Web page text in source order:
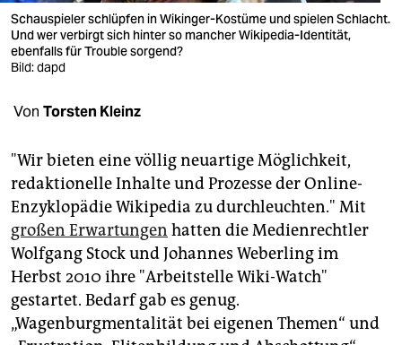
verlag
veranstaltungen
fragen & hilfe
unterstützen
abo
genossenschaft
epaper login
Schauspieler schlüpfen in Wikinger-Kostüme und spielen Schlacht.
Und wer verbirgt sich hinter so mancher Wikipedia-Identität,
ebenfalls für Trouble sorgend?
Bild: dapd
Von Torsten Kleinz
"Wir bieten eine völlig neuartige Möglichkeit,
redaktionelle Inhalte und Prozesse der Online-
Enzyklopädie Wikipedia zu durchleuchten." Mit
großen Erwartungen hatten die Medienrechtler
Wolfgang Stock und Johannes Weberling im
Herbst 2010 ihre "Arbeitstelle Wiki-Watch"
gestartet. Bedarf gab es genug.
„Wagenburgmentalität bei eigenen Themen“ und